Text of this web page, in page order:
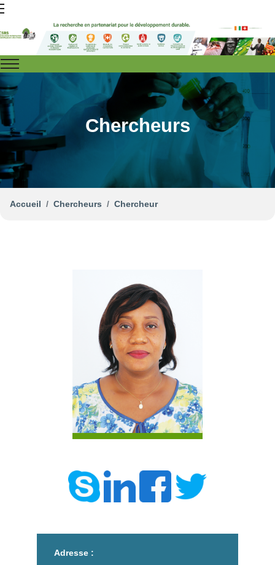
Chercheurs
Accueil Chercheurs Chercheur
Adresse :